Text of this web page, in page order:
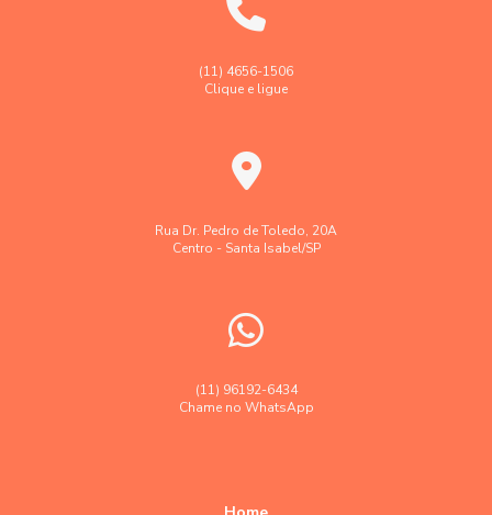
Empresa faz levantamento topográfico georreferenciado
Georreferenciamento de imóveis rurais em sp
Laudo técnico levantamento aerofotogramétrico
Levantamento aerofotogramétrico
Levantamento topográfico georreferenciado
Levantamento topográfico preço
Orçamento empresa topografia e agrimensura
(11) 4656-1506
Clique e ligue
Rua Dr. Pedro de Toledo, 20A
Centro - Santa Isabel/SP
(11) 96192-6434
Chame no WhatsApp